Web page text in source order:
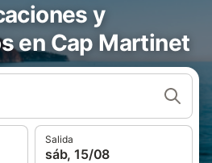
y
en Cap Martinet
Salida
sáb, 15/08